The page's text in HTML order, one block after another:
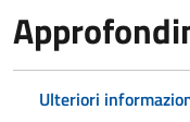
Ulteriori